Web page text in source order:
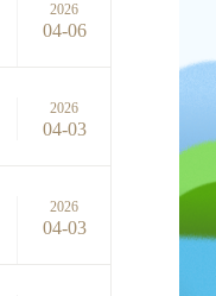
2026
04-06
2026
04-03
2026
04-03